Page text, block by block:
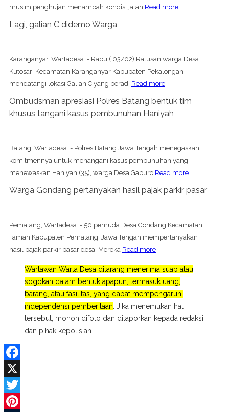
musim penghujan menambah kondisi jalan Read more
Lagi, galian C didemo Warga
Karanganyar, Wartadesa. - Rabu ( 03/02) Ratusan warga Desa
Kutosari Kecamatan Karanganyar Kabupaten Pekalongan
mendatangi lokasi Galian C yang beradi Read more
Ombudsman apresiasi Polres Batang bentuk tim
khusus tangani kasus pembunuhan Haniyah
Batang, Wartadesa. - Polres Batang Jawa Tengah menegaskan
komitmennya untuk menangani kasus pembunuhan yang
menewaskan Haniyah (35), warga Desa Gapuro Read more
Warga Gondang pertanyakan hasil pajak parkir pasar
Pemalang, Wartadesa. - 50 pemuda Desa Gondang Kecamatan
Taman Kabupaten Pemalang, Jawa Tengah mempertanyakan
hasil pajak parkir pasar desa. Mereka Read more
Wartawan Warta Desa dilarang menerima suap atau
sogokan dalam bentuk apapun, termasuk uang,
barang, atau fasilitas, yang dapat mempengaruhi
independensi pemberitaan . Jika menemukan hal
tersebut, mohon difoto dan dilaporkan kepada redaksi
dan pihak kepolisian
Facebook
X
Twitter